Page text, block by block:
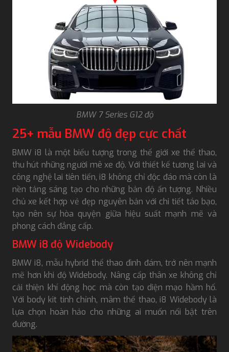
BMW 7 Series G12 độ
25+ mẫu BMW độ đẹp cực chất
BMW i8 là một biểu tượng trong thế giới xe thể thao,
thu hút những người mê xe độ. Với thiết kế tương lai và
công nghệ lai tiên tiến, i8 không chỉ độc đáo mà còn là
nền tảng sáng tạo cho những bản độ ấn tượng. Nhiều
chủ xe kết hợp vẻ đẹp nguyên bản với chi tiết táo bạo,
tạo nên sự hòa quyện giữa hiệu suất mạnh mẽ và
phong cách đẳng cấp.
BMW i8 độ Widebody
BMW i8, mẫu hybrid thể thao đình đám, trở nên mạnh
mẽ hơn khi độ Widebody. Nâng cấp thân xe không chỉ
cải thiện khí động học mà còn tạo diện mạo hầm hố.
Với body kit tinh chỉnh, mâm thể thao, i8 Widebody là
lựa chọn hoàn hảo cho những ai muốn nổi bật trên
đường.